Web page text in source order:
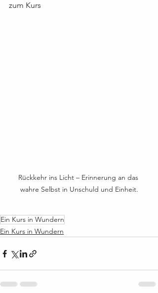
zum Kurs
Rückkehr ins Licht – Erinnerung an das
wahre Selbst in Unschuld und Einheit.
Ein Kurs in Wundern
Ein Kurs in Wundern